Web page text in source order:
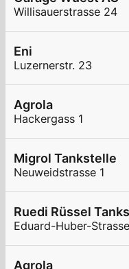
Willisauerstrasse 24
Eni
Luzernerstr. 23
Agrola
Hackergass 1
Migrol Tankstelle
Neuweidstrasse 1
Eduard-Huber-
Agrola